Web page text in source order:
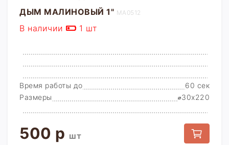
ДЫМ МАЛИНОВЫЙ 1" MA0512
В наличии 1 шт
Время работы до
60 сек
Размеры
⌀30x220
500 р шт